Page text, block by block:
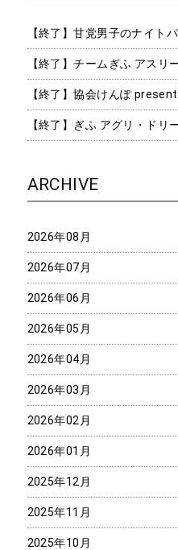
【終了】甘党男子のナイト
【終了】チームぎふ アスリ
【終了】協会けんぽ
【終了】ぎふ アグリ・ドリ
ARCHIVE
2026年08月
2026年07月
2026年06月
2026年05月
2026年04月
2026年03月
2026年02月
2026年01月
2025年12月
2025年11月
2025年10月